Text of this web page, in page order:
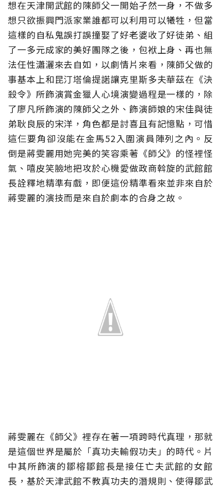
想在天津開武館的陳師父一開始孑然一身，不做多
想只欲振興門派家業誰都可以利用可以犧牲，但當
這樣的自私鬼誤打誤撞娶了好老婆收了好徒弟、組
了一多元成家的美好團隊之後，包袱上身、再也無
法任性瀟灑來去自如，以劇情片來看，陳師父做的
事基本上和昆汀塔倫提諾讓克里斯多夫華茲在《決
殺令》所飾演賞金獵人心境演變過程是一樣的，除
了廖凡所飾演的陳師父之外、飾演師娘的宋佳與徒
弟耿良辰的宋洋，角色都是討喜且有記憶點，可惜
這仨要角卻沒能在金馬52入圍演員陣列之內。反
倒是蔣雯麗用她完美的笑容乘著《師父》的怪裡怪
氣、嘻皮笑臉地把攻於心機愛做政商斡旋的武館館
長詮釋地精準有戲，即便這份精準看來並非來自於
蔣雯麗的演技而是來自於劇本的合身之故。
蔣雯麗在《師父》裡存在著一項跨時代真理，那就
是這個世界是屬於「真功夫輸假功夫」的時代。片
中其所飾演的鄒榕鄒館長是接任亡夫武館的女館
長，基於天津武館不教真功夫的潛規則、使得鄒武